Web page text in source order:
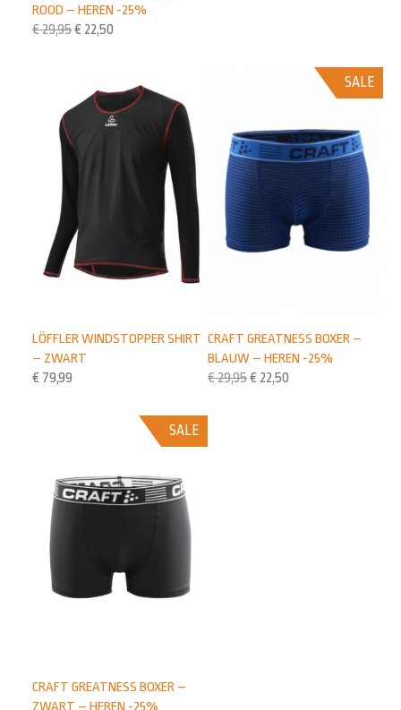
ROOD – HEREN -25%
€29,95€ 22,50
SALE
CRAFT GREATNESS BOXER –
BLAUW – HEREN -25%
€29,95€ 22,50
LÖFFLER WINDSTOPPER SHIRT
– ZWART
€ 79,99
SALE
CRAFT GREATNESS BOXER –
ZWART – HEREN -25%